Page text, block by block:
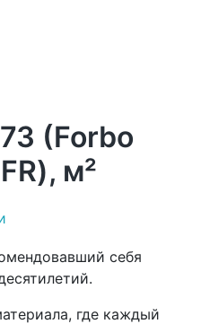
(Forbo
м²
себя
где каждый